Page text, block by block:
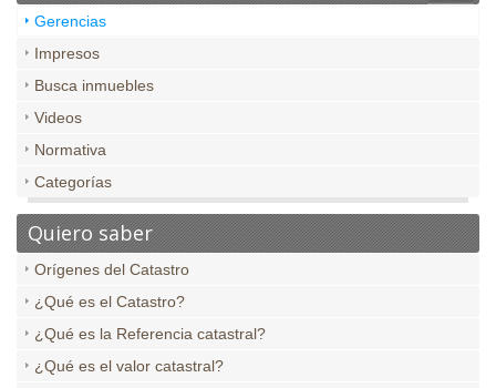
Gerencias
Impresos
Busca inmuebles
Videos
Normativa
Categorías
Quiero saber
Orígenes del Catastro
¿Qué es el Catastro?
¿Qué es la Referencia catastral?
¿Qué es el valor catastral?